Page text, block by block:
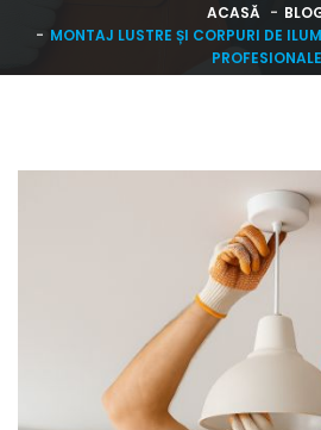
ACASĂ
MONTAJ LUSTRE ȘI CORPURI DE
PROFESIONALE